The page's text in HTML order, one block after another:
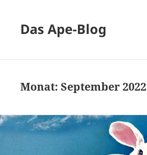
Das Ape-Blog
Monat:September 2022